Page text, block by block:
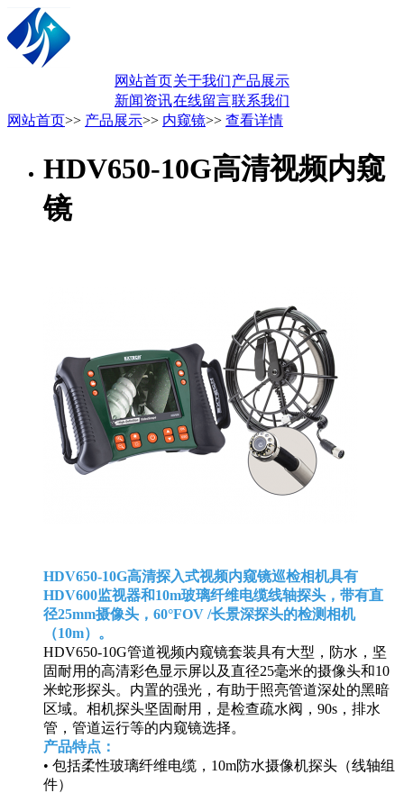
网站首页关于我们产品展示
新闻资讯在线留言联系我们
网站首页>> 产品展示>> 内窥镜>> 查看详情
HDV650-10G高清视频内窥
镜
HDV650-10G高清探入式视频内窥镜巡检相机具有
HDV600监视器和10m玻璃纤维电缆线轴探头，带有直
径25mm摄像头，60°FOV /长景深探头的检测相机
（10m）。
HDV650-10G管道视频内窥镜套装具有大型，防水，坚
固耐用的高清彩色显示屏以及直径25毫米的摄像头和10
米蛇形探头。内置的强光，有助于照亮管道深处的黑暗
区域。相机探头坚固耐用，是检查疏水阀，90s，排水
管，管道运行等的内窥镜选择。
产品特点：
• 包括柔性玻璃纤维电缆，10m防水摄像机探头（线轴组
件）